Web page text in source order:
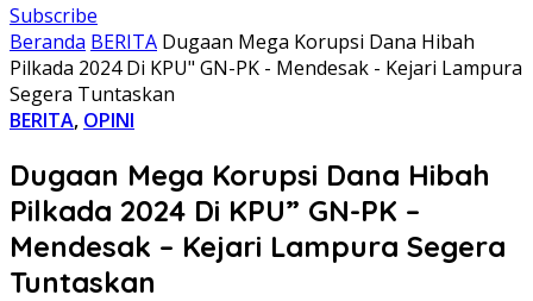
Subscribe
Beranda BERITA Dugaan Mega Korupsi Dana Hibah
Pilkada 2024 Di KPU" GN-PK - Mendesak - Kejari Lampura
Segera Tuntaskan
BERITA, OPINI
Dugaan Mega Korupsi Dana Hibah
Pilkada 2024 Di KPU” GN-PK –
Mendesak – Kejari Lampura Segera
Tuntaskan